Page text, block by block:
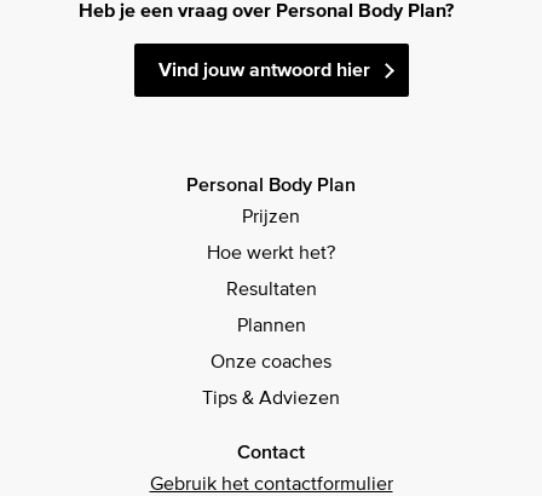
Heb je een vraag over Personal Body Plan?
Vind jouw antwoord hier
Personal Body Plan
Prijzen
Hoe werkt het?
Resultaten
Plannen
Onze coaches
Tips & Adviezen
Contact
Gebruik het contactformulier